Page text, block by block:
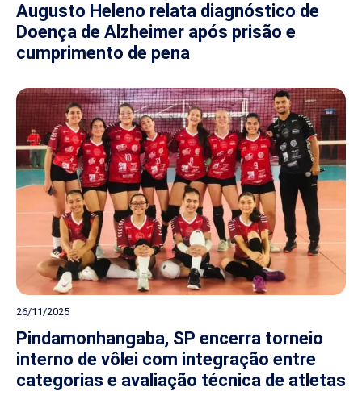
Augusto Heleno relata diagnóstico de
Doença de Alzheimer após prisão e
cumprimento de pena
26/11/2025
Pindamonhangaba, SP encerra torneio
interno de vôlei com integração entre
categorias e avaliação técnica de atletas